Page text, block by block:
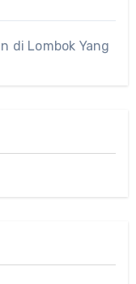
di Lombok Yang